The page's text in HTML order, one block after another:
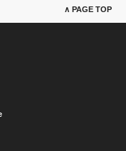
∧ PAGE TOP